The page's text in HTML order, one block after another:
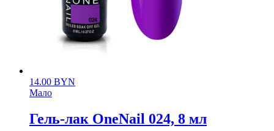
14.00 BYN
Мало
Гель-лак OneNail 024, 8 мл